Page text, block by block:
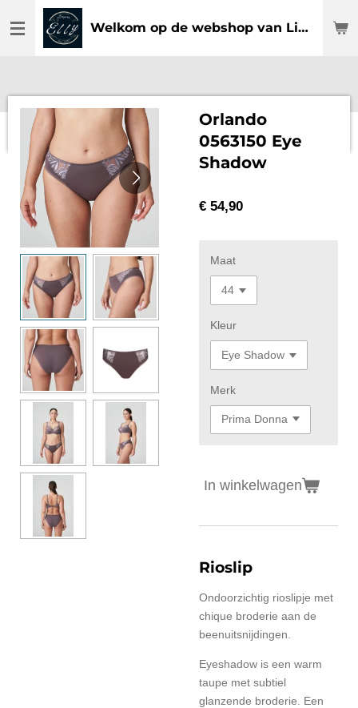
direct
Welkom op de webshop van Lingerie Elly
Orlando
0563150 Eye
Shadow
€ 54,90
Maat
Kleur
Merk
In winkelwagen
Rioslip
Ondoorzichtig rioslipje met
chique broderie aan de
beenuitsnijdingen.
Eyeshadow is een warm
taupe met subtiel
glanzende broderie. Een